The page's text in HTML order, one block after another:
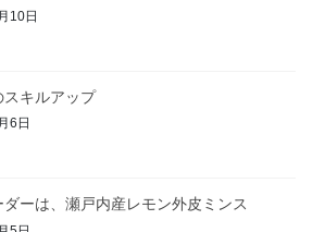
10日
スキルアップ
6日
ダーは、瀬戸内産レモン外皮ミンス